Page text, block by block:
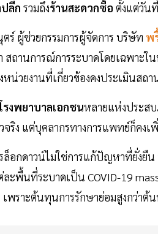
ลีก รวมถึงร้านสะดวกซื้อ ตั้งแต่วัน
ร์ ผู้ช่วยกรรมการผู้จัดการ บริษัท พ
สถานการณ์การระบาดโดยเฉพา
หน่วยงานที่เกี่ยวข้องคงประเมินสถ
รงพยาบาลเอกชนหลายแห่งประสบ
วจริง แต่บุคลากรทางการแพทย์ก็คง
ล็อกดาวน์ไม่ใช่การแก้ปัญหาที่ยั่งยื
ละพื้นที่ระบาดเป็น COVID-19
เพราะต้นทุนการรักษาย่อมสูงกว่าต้